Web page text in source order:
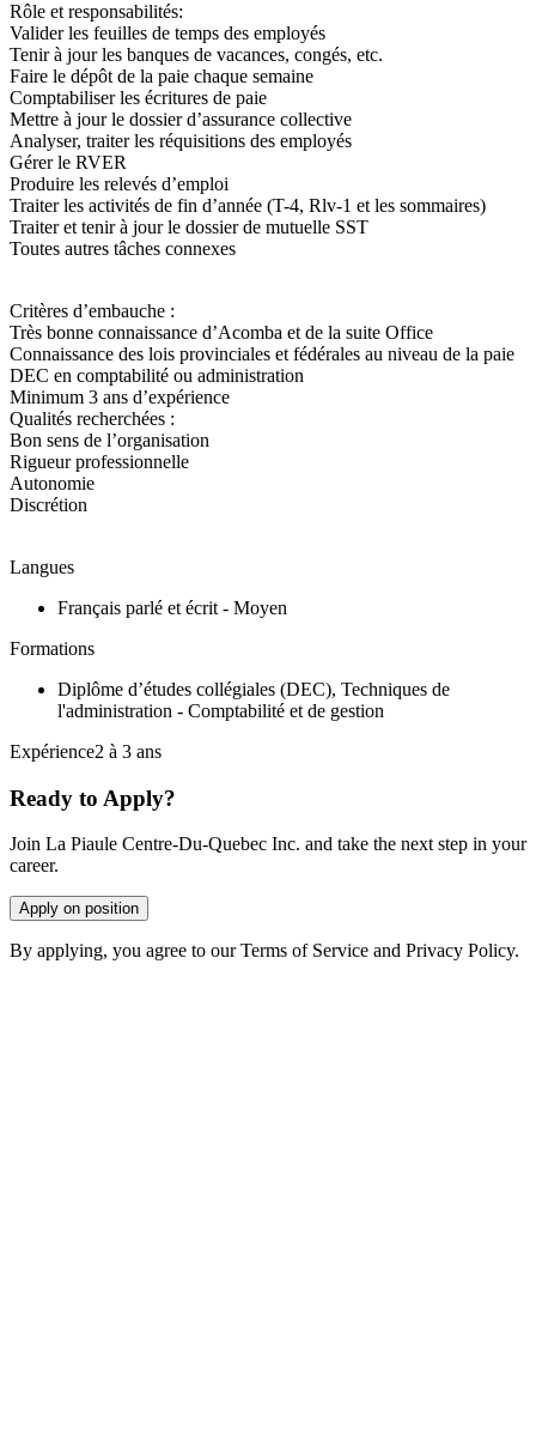
Rôle et responsabilités:
Valider les feuilles de temps des employés
Tenir à jour les banques de vacances, congés, etc.
Faire le dépôt de la paie chaque semaine
Comptabiliser les écritures de paie
Mettre à jour le dossier d’assurance collective
Analyser, traiter les réquisitions des employés
Gérer le RVER
Produire les relevés d’emploi
Traiter les activités de fin d’année (T-4, Rlv-1 et les sommaires)
Traiter et tenir à jour le dossier de mutuelle SST
Toutes autres tâches connexes
Critères d’embauche :
Très bonne connaissance d’Acomba et de la suite Office
Connaissance des lois provinciales et fédérales au niveau de la paie
DEC en comptabilité ou administration
Minimum 3 ans d’expérience
Qualités recherchées :
Bon sens de l’organisation
Rigueur professionnelle
Autonomie
Discrétion
Langues
Français parlé et écrit - Moyen
Formations
Diplôme d’études collégiales (DEC), Techniques de
l'administration - Comptabilité et de gestion
Expérience2 à 3 ans
Ready to Apply?
Join La Piaule Centre-Du-Quebec Inc. and take the next step in your
career.
Apply on position
By applying, you agree to our Terms of Service and Privacy Policy.